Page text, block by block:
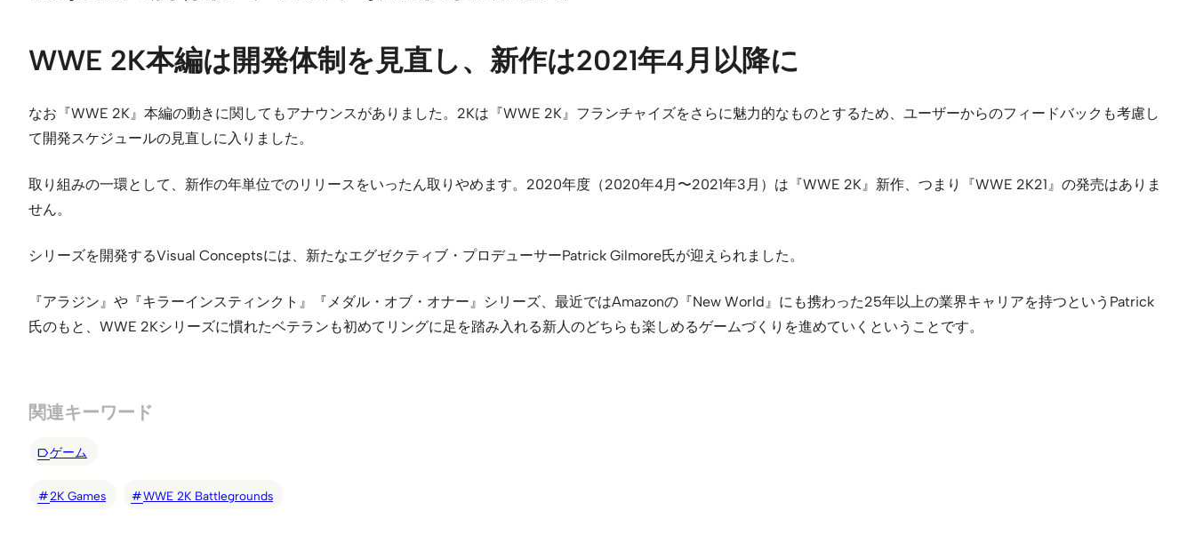
WWE 2K本編は開発体制を見直し、新作は2021年4月以降に
なお『WWE 2K』本編の動きに関してもアナウンスがありました。2Kは『WWE 2K』フランチャイズをさらに魅力的なものとするため、ユーザーからのフィードバックも考慮し
て開発スケジュールの見直しに入りました。
取り組みの一環として、新作の年単位でのリリースをいったん取りやめます。2020年度（2020年4月〜2021年3月）は『WWE 2K』新作、つまり『WWE 2K21』の発売はありま
せん。
シリーズを開発するVisual Conceptsには、新たなエグゼクティブ・プロデューサーPatrick Gilmore氏が迎えられました。
『アラジン』や『キラーインスティンクト』『メダル・オブ・オナー』シリーズ、最近ではAmazonの『New World』にも携わった25年以上の業界キャリアを持つというPatrick
氏のもと、WWE 2Kシリーズに慣れたベテランも初めてリングに足を踏み入れる新人のどちらも楽しめるゲームづくりを進めていくということです。
関連キーワード
ゲーム
2K Games WWE 2K Battlegrounds